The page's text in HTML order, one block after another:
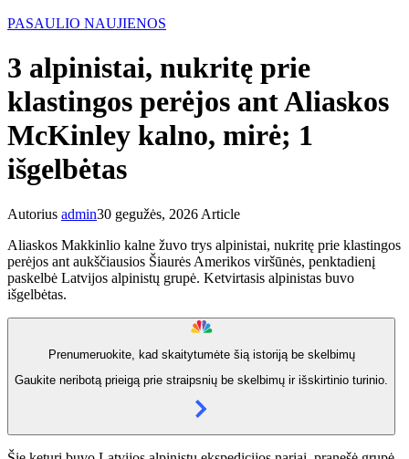
PASAULIO NAUJIENOS
3 alpinistai, nukritę prie
klastingos perėjos ant Aliaskos
McKinley kalno, mirė; 1
išgelbėtas
Autorius admin30 gegužės, 2026 Article
Aliaskos Makkinlio kalne žuvo trys alpinistai, nukritę prie klastingos
perėjos ant aukščiausios Šiaurės Amerikos viršūnės, penktadienį
paskelbė Latvijos alpinistų grupė. Ketvirtasis alpinistas buvo
išgelbėtas.
Prenumeruokite, kad skaitytumėte šią istoriją be skelbimų
Gaukite neribotą prieigą prie straipsnių be skelbimų ir išskirtinio turinio.